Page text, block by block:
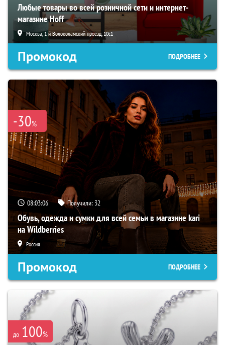
Любые товары во всей розничной сети и интернет-
магазине Hoff
Москва, 1-й Волоколамский проезд, 10с1
Промокод ПОДРОБНЕЕ
-30%
08:03:05 Получили: 32
Обувь, одежда и сумки для всей семьи в магазине kari
на Wildberries
Россия
Промокод ПОДРОБНЕЕ
до 100%